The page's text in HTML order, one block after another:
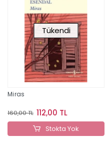
Tükendi
Miras
160,00 TL 112,00 TL
Stokta Yok